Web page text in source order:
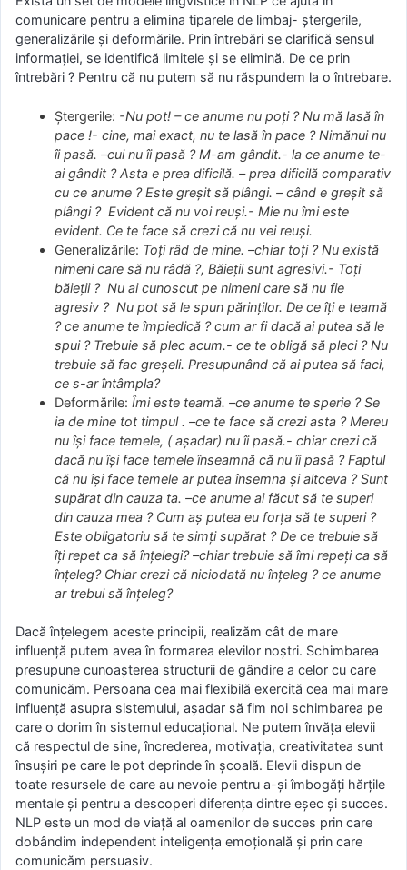
comunicare pentru a elimina tiparele de limbaj- ștergerile,
generalizările și deformările. Prin întrebări se clarifică sensul
informației, se identifică limitele și se elimină. De ce prin
întrebări ? Pentru că nu putem să nu răspundem la o întrebare.
Ștergerile: -Nu pot! – ce anume nu poți ? Nu mă lasă în
pace !- cine, mai exact, nu te lasă în pace ? Nimănui nu
îi pasă. –cui nu îi pasă ? M-am gândit.- la ce anume te-
ai gândit ? Asta e prea dificilă. – prea dificilă comparativ
cu ce anume ? Este greșit să plângi. – când e greșit să
plângi ? Evident că nu voi reuși.- Mie nu îmi este
evident. Ce te face să crezi că nu vei reuși.
Generalizările: Toți râd de mine. –chiar toți ? Nu există
nimeni care să nu râdă ?, Băieții sunt agresivi.- Toți
băieții ? Nu ai cunoscut pe nimeni care să nu fie
agresiv ? Nu pot să le spun părinților. De ce îți e teamă
? ce anume te împiedică ? cum ar fi dacă ai putea să le
spui ? Trebuie să plec acum.- ce te obligă să pleci ? Nu
trebuie să fac greșeli. Presupunând că ai putea să faci,
ce s-ar întâmpla?
Deformările:Îmi este teamă. –ce anume te sperie ? Se
ia de mine tot timpul . –ce te face să crezi asta ? Mereu
nu își face temele, ( așadar) nu îi pasă.- chiar crezi că
dacă nu își face temele înseamnă că nu îi pasă ? Faptul
că nu își face temele ar putea însemna și altceva ? Sunt
supărat din cauza ta. –ce anume ai făcut să te superi
din cauza mea ? Cum aș putea eu forța să te superi ?
Este obligatoriu să te simți supărat ? De ce trebuie să
îți repet ca să înțelegi? –chiar trebuie să îmi repeți ca să
înțeleg? Chiar crezi că niciodată nu înțeleg ? ce anume
ar trebui să înțeleg?
Dacă înțelegem aceste principii, realizăm cât de mare
influență putem avea în formarea elevilor noștri. Schimbarea
presupune cunoașterea structurii de gândire a celor cu care
comunicăm. Persoana cea mai flexibilă exercită cea mai mare
influență asupra sistemului, așadar să fim noi schimbarea pe
care o dorim în sistemul educațional. Ne putem învăța elevii
că respectul de sine, încrederea, motivația, creativitatea sunt
însușiri pe care le pot deprinde în școală. Elevii dispun de
toate resursele de care au nevoie pentru a-și îmbogăți hărțile
mentale și pentru a descoperi diferența dintre eșec și succes.
NLP este un mod de viață al oamenilor de succes prin care
dobândim independent inteligența emoțională și prin care
comunicăm persuasiv.